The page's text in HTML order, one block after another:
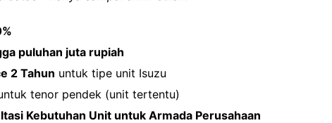
puluhan juta rupiah
2 Tahun untuk tipe unit Isuzu
tenor pendek (unit tertentu)
Kebutuhan Unit untuk Armada Perusahaan